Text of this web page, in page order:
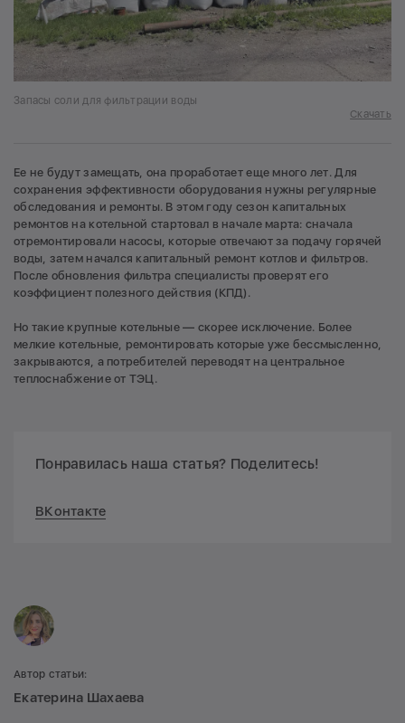
Запасы соли для фильтрации воды
Скачать
Ее не будут замещать, она проработает еще много лет. Для
сохранения эффективности оборудования нужны регулярные
обследования и ремонты. В этом году сезон капитальных
ремонтов на котельной стартовал в начале марта: сначала
отремонтировали насосы, которые отвечают за подачу горячей
воды, затем начался капитальный ремонт котлов и фильтров.
После обновления фильтра специалисты проверят его
коэффициент полезного действия (КПД).
Но такие крупные котельные — скорее исключение. Более
мелкие котельные, ремонтировать которые уже бессмысленно,
закрываются, а потребителей переводят на центральное
теплоснабжение от ТЭЦ.
Понравилась наша статья? Поделитесь!
ВКонтакте
Автор статьи:
Екатерина Шахаева